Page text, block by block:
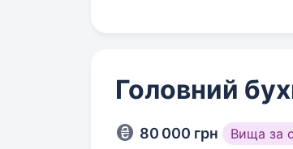
Головний
80 000 грн Вища за